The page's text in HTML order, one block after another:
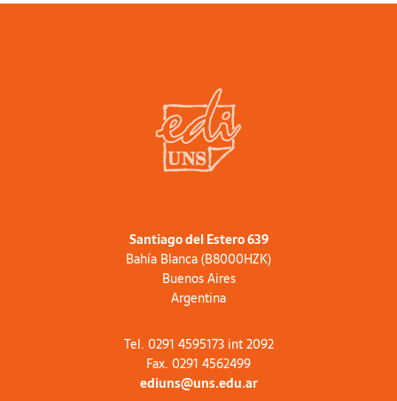
Santiago del Estero 639
Bahía Blanca (B8000HZK)
Buenos Aires
Argentina
Tel. 0291 4595173 int 2092
Fax. 0291 4562499
ediuns@uns.edu.ar